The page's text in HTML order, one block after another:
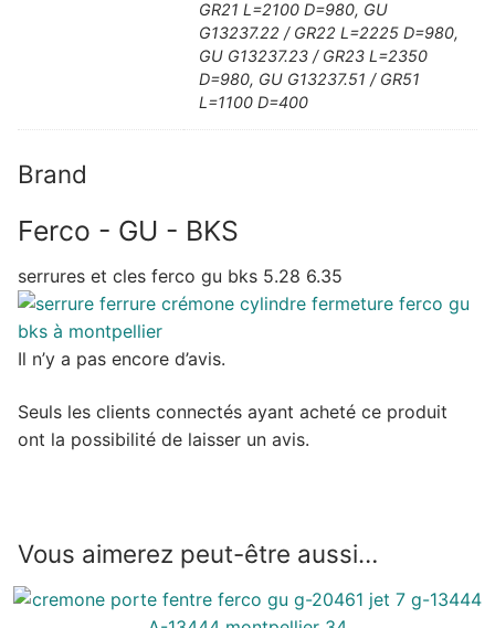
GR21 L=2100 D=980, GU
G13237.22 / GR22 L=2225 D=980,
GU G13237.23 / GR23 L=2350
D=980, GU G13237.51 / GR51
L=1100 D=400
Brand
Ferco - GU - BKS
serrures et cles ferco gu bks 5.28 6.35
Il n’y a pas encore d’avis.
Seuls les clients connectés ayant acheté ce produit
ont la possibilité de laisser un avis.
Vous aimerez peut-être aussi…